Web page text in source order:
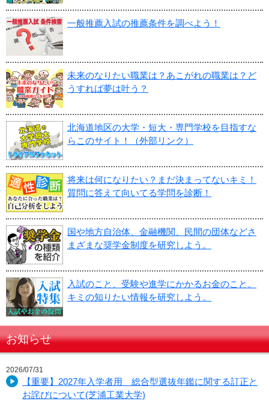
一般推薦入試の推薦条件を調べよう！
未来のなりたい職業は？あこがれの職業は？ど
うすれば夢は叶う？
北海道地区の大学・短大・専門学校を目指すな
らこのサイト！（外部リンク）
将来は何になりたい？まだ決まってないキミ！
質問に答えて向いてる学問を診断！
国や地方自治体、金融機関、民間の団体などさ
まざまな奨学金制度を研究しよう。
入試のこと、受験や進学にかかるお金のこと。
キミの知りたい情報を研究しよう。
お知らせ
2026/07/31
【重要】2027年入学者用 総合型選抜年鑑に関する訂正と
お詫びについて(芝浦工業大学)